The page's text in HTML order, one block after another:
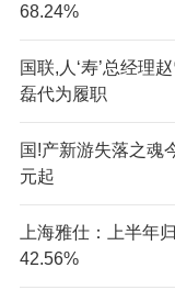
68.24%
国联,人‘寿’总经理
磊代为履职
国!产新游失落之魂
元起
上海雅仕：上半年
42.56%